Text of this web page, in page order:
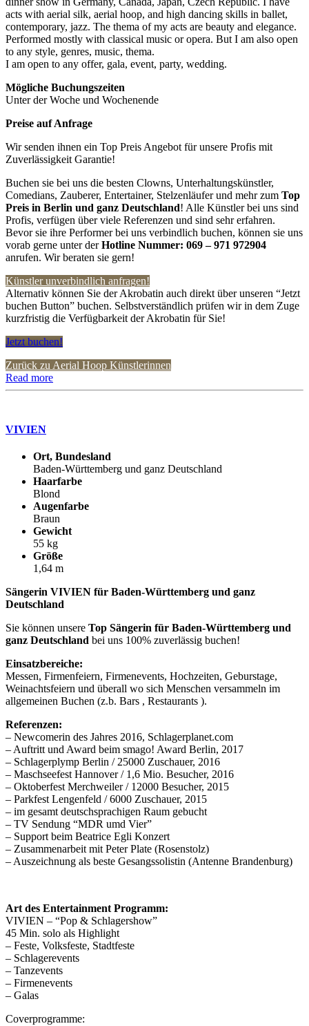
acts with aerial silk, aerial hoop, and high dancing skills in ballet,
contemporary, jazz. The thema of my acts are beauty and elegance.
Performed mostly with classical music or opera. But I am also open
to any style, genres, music, thema.
I am open to any offer, gala, event, party, wedding.
Mögliche Buchungszeiten
Unter der Woche und Wochenende
Preise auf Anfrage
Wir senden ihnen ein Top Preis Angebot für unsere Profis mit
Zuverlässigkeit Garantie!
Buchen sie bei uns die besten Clowns, Unterhaltungskünstler,
Comedians, Zauberer, Entertainer, Stelzenläufer und mehr zum Top
Preis in Berlin und ganz Deutschland! Alle Künstler bei uns sind
Profis, verfügen über viele Referenzen und sind sehr erfahren.
Bevor sie ihre Performer bei uns verbindlich buchen, können sie uns
vorab gerne unter derHotline Nummer: 069 – 971 972904
anrufen. Wir beraten sie gern!
Künstler unverbindlich anfragen!
Alternativ können Sie der Akrobatin auch direkt über unseren “Jetzt
buchen Button” buchen. Selbstverständlich prüfen wir in dem Zuge
kurzfristig die Verfügbarkeit der Akrobatin für Sie!
Jetzt buchen!
Zurück zu Aerial Hoop Künstlerinnen
Read more
VIVIEN
Ort, Bundesland
Baden-Württemberg und ganz Deutschland
Haarfarbe
Blond
Augenfarbe
Braun
Gewicht
55 kg
Größe
1,64 m
Sängerin VIVIEN für Baden-Württemberg und ganz
Deutschland
Sie können unsere Top Sängerin für Baden-Württemberg und
ganz Deutschland bei uns 100% zuverlässig buchen!
Einsatzbereiche:
Messen, Firmenfeiern, Firmenevents, Hochzeiten, Geburstage,
Weinachtsfeiern und überall wo sich Menschen versammeln im
allgemeinen Buchen (z.b. Bars , Restaurants ).
Referenzen:
– Newcomerin des Jahres 2016, Schlagerplanet.com
– Auftritt und Award beim smago! Award Berlin, 2017
– Schlagerplymp Berlin / 25000 Zuschauer, 2016
– Maschseefest Hannover / 1,6 Mio. Besucher, 2016
– Oktoberfest Merchweiler / 12000 Besucher, 2015
– Parkfest Lengenfeld / 6000 Zuschauer, 2015
– im gesamt deutschsprachigen Raum gebucht
– TV Sendung “MDR umd Vier”
– Support beim Beatrice Egli Konzert
– Zusammenarbeit mit Peter Plate (Rosenstolz)
– Auszeichnung als beste Gesangssolistin (Antenne Brandenburg)
Art des Entertainment Programm:
VIVIEN – “Pop & Schlagershow”
45 Min. solo als Highlight
– Feste, Volksfeste, Stadtfeste
– Schlagerevents
– Tanzevents
– Firmenevents
– Galas
Coverprogramme: